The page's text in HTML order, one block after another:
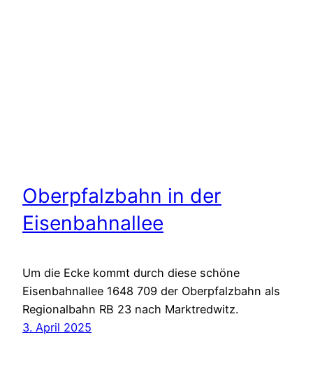
Oberpfalzbahn in der
Eisenbahnallee
Um die Ecke kommt durch diese schöne
Eisenbahnallee 1648 709 der Oberpfalzbahn als
Regionalbahn RB 23 nach Marktredwitz.
3. April 2025